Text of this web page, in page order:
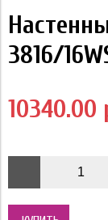
3816/
10340.00